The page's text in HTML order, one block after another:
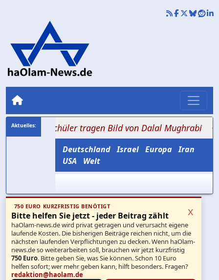
Schüler tragen Bild von Dalal Mughrabi +++ 0,2
Deutschland Israel Europa Iran
USA
Welt
750 EURO KURZFRISTIG BENÖTIGT
Bitte helfen Sie jetzt - jeder Beitrag zählt
haOlam-news.de wird privat getragen und verursacht eigene
laufende Kosten. Die bisherigen Beiträge reichen nicht, um die
nächsten laufenden Verpflichtungen zu decken. Wenn haOlam-
news.de so weiterarbeiten soll, brauchen wir jetzt kurzfristig
750 Euro. Bitte geben Sie, was Sie können. Schon 10 Euro
helfen sofort; wer mehr geben kann, hilft besonders. Fragen?
redaktion@haolam.de
x